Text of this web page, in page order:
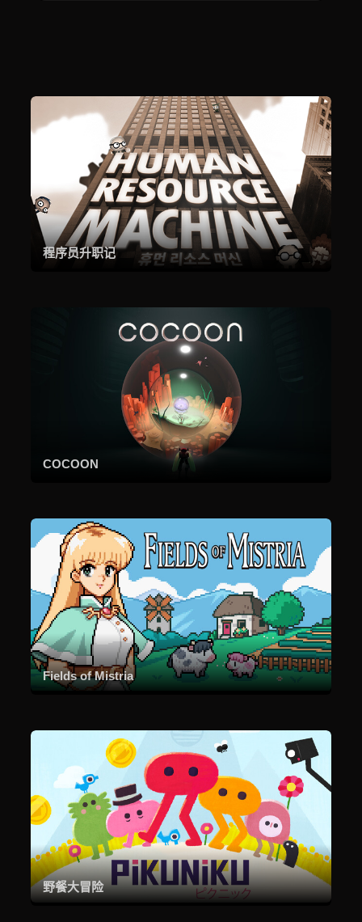
程序员升职记
COCOON
Fields of Mistria
野餐大冒险